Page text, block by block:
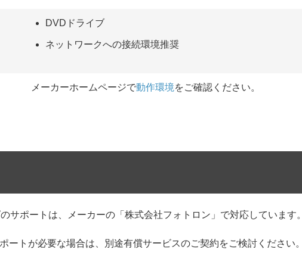
DVDドライブ
ネットワークへの接続環境推奨
メーカーホームページで動作環境をご確認ください。
サポートは、メーカーの「株式会社フォトロン」で対応しています。
ートが必要な場合は、別途有償サービスのご契約をご検討ください。